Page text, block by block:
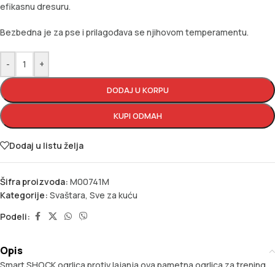
efikasnu dresuru.
Bezbedna je za pse i prilagođava se njihovom temperamentu.
- +
DODAJ U KORPU
KUPI ODMAH
Dodaj u listu želja
Šifra proizvoda: M00741M
Kategorije: Svaštara, Sve za kuću
Podeli:
Opis